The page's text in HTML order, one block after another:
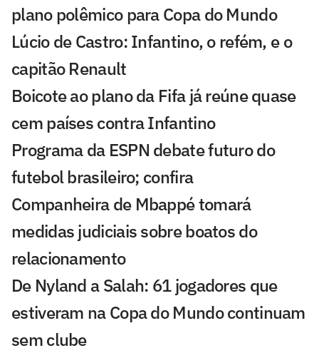
plano polêmico para Copa do Mundo
Lúcio de Castro: Infantino, o refém, e o
capitão Renault
Boicote ao plano da Fifa já reúne quase
cem países contra Infantino
Programa da ESPN debate futuro do
futebol brasileiro; confira
Companheira de Mbappé tomará
medidas judiciais sobre boatos do
relacionamento
De Nyland a Salah: 61 jogadores que
estiveram na Copa do Mundo continuam
sem clube